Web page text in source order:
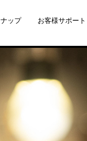
ップ お客様サポート